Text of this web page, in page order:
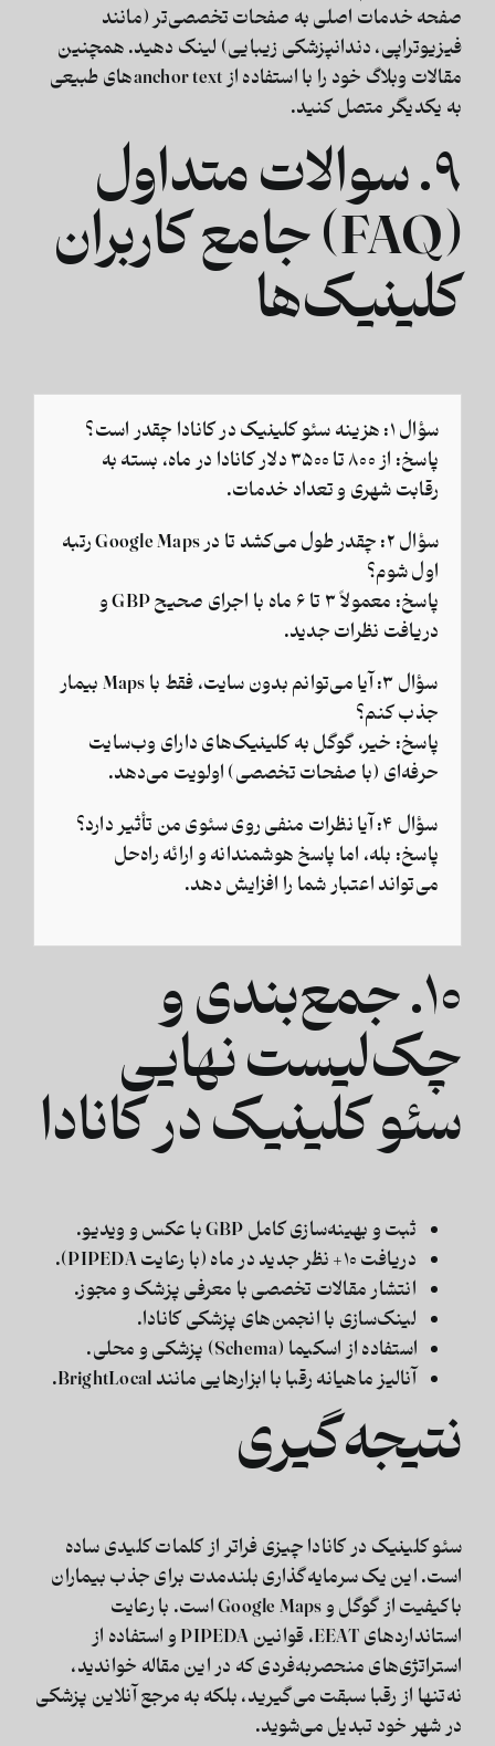
صفحه خدمات اصلی به صفحات تخصصی‌تر (مانند
فیزیوتراپی، دندانپزشکی زیبایی) لینک دهید. همچنین
مقالات وبلاگ خود را با استفاده ازanchor textهای طبیعی
به یکدیگر متصل کنید.
۹. سوالات متداول
(FAQ) جامع کاربران
کلینیک‌ها
سؤال ۱:
هزینه سئو کلینیک در کانادا چقدر است؟
پاسخ:
از ۸۰۰ تا ۳۵۰۰ دلار کانادا در ماه، بسته به
رقابت شهری و تعداد خدمات.
سؤال ۲:
چقدر طول می‌کشد تا در Google Maps رتبه
اول شوم؟
پاسخ:
معمولاً ۳ تا ۶ ماه با اجرای صحیح GBP و
دریافت نظرات جدید.
سؤال ۳:
آیا می‌توانم بدون سایت، فقط با Maps بیمار
جذب کنم؟
پاسخ: خیر، گوگل به کلینیک‌های دارای وب‌سایت
حرفه‌ای (با صفحات تخصصی) اولویت می‌دهد.
سؤال ۴:
آیا نظرات منفی روی سئوی من تأثیر دارد؟
پاسخ: بله، اما پاسخ هوشمندانه و ارائه راه‌حل
می‌تواند اعتبار شما را افزایش دهد.
۱۰. جمع‌بندی و
چک‌لیست نهایی
سئو کلینیک در کانادا
ثبت و بهینه‌سازی کامل GBP با عکس و ویدیو.
دریافت ۱۰+ نظر جدید در ماه (با رعایت PIPEDA).
انتشار مقالات تخصصی با معرفی پزشک و مجوز.
لینک‌سازی با انجمن‌های پزشکی کانادا.
استفاده از اسکیما (Schema) پزشکی و محلی.
آنالیز ماهیانه رقبا با ابزارهایی مانند BrightLocal.
نتیجه‌گیری
سئو کلینیک در کاناداچیزی فراتر از کلمات کلیدی ساده
است. این یک سرمایه‌گذاری بلندمدت برای جذب بیماران
باکیفیت از گوگل و Google Maps است. با رعایت
استانداردهای EEAT، قوانین PIPEDA و استفاده از
استراتژی‌های منحصربه‌فردی که در این مقاله خواندید،
نه‌تنها از رقبا سبقت می‌گیرید، بلکه به مرجع آنلاین پزشکی
در شهر خود تبدیل می‌شوید.